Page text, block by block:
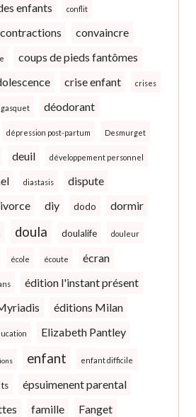
enfants conflit
contractions
convaincre
coups de pieds fantômes
crise enfant crises
déodorant
dépression post-partum Desmurget
deuil développement personnel
diastasis
dispute
diy dodo
dormir
doula doulalife douleur
école écoute écran
édition l'instant présent
éditions Milan
Elizabeth Pantley
enfant enfant difficile
épsuimenent parental
famille
Fanget